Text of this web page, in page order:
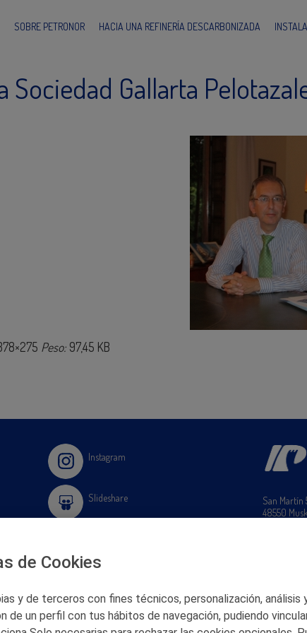
SOBRE PETRONOR HACIA UNA REFINERÍA DESCARBONIZADA
Sociedad Gallarta
Peso: 97,45 KB
Instagram
Slideshare
San Martín
48550
de Cookies
y de terceros con fines técnicos, personalización,
de un perfil con tus hábitos de navegación, pudiendo